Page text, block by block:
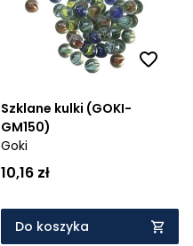
Szklane kulki (GOKI-
GM150)
Goki
10,16 zł
Do koszyka